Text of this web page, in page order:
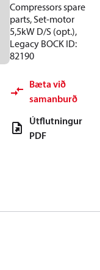
Compressors spare
parts, Set-motor
5,5kW D/S (opt.),
Legacy BOCK ID:
82190
Bæta við
samanburð
Útflutningur
PDF